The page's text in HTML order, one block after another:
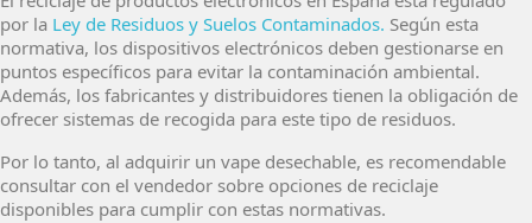
por la Ley de Residuos y Suelos Contaminados. Según esta
normativa, los dispositivos electrónicos deben gestionarse en
puntos específicos para evitar la contaminación ambiental.
Además, los fabricantes y distribuidores tienen la obligación de
ofrecer sistemas de recogida para este tipo de residuos.
Por lo tanto, al adquirir un vape desechable, es recomendable
consultar con el vendedor sobre opciones de reciclaje
disponibles para cumplir con estas normativas.